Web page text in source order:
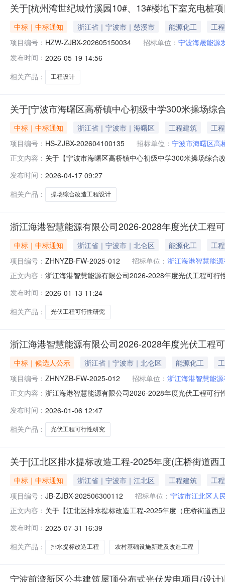
关于[杭州湾世纪城竹溪园10#、13#楼地下室充电桩
中标｜中标通知 浙江省｜宁波市｜慈溪市 能源化工
工程
项目编号： HZW-ZJBX-202605150034 招标单位： 宁波海晟能源
发布时间： 2026-05-19 14:56
相关产品：
工程设计
关于[宁波市海曙区高桥镇中心初级中学300米操场综
中标｜中标通知 浙江省｜宁波市｜海曙区 工程建筑
工程
项目编号： HS-ZJBX-202604100135 招标单位： 宁波市海曙区高
正文内容： 关于【宁波市海曙区高桥镇中心初级中学300米操场综
宁波市海曙区高桥镇中心初级中学项目总预算：140万元
中
发布时间： 2026-04-17 09:27
相关产品：
操场综合改造工程设计
浙江海港智慧能源有限公司2026-2028年度光伏工程
中标｜中标通知 浙江省｜宁波市｜北仑区 能源化工
工程
项目编号： ZHNYZB-FW-2025-012 招标单位： 浙江海港智慧能
正文内容： 浙江海港智慧能源有限公司2026-2028年度光伏工程可
ZHNYZB-FW-2025-012招标单位：浙江海港智慧能源有
（单价0.
发布时间： 2026-01-13 11:24
相关产品：
光伏工程可行性研究
浙江海港智慧能源有限公司2026-2028年度光伏工程
中标｜候选人公示 浙江省｜宁波市｜北仑区 能源化工
项目编号： ZHNYZB-FW-2025-012 招标单位： 浙江海港智慧能
正文内容： 浙江海港智慧能源有限公司2026-2028年度光伏工程可
日至2026年01月09日入围单位投标报价入围价格备注宁
发布时间： 2026-01-06 12:47
相关产品：
光伏工程可行性研究
关于[江北区排水提标改造工程-2025年度(庄桥街道
中标｜中标通知 浙江省｜宁波市｜江北区 工程建筑
工程
项目编号： JB-ZJBX-202506300112 招标单位： 宁波市江北区人
正文内容： 关于【江北区排水提标改造工程-2025年度（庄桥街道西
道办事处项目地点：庄桥街道项目总预算：1500万元采
发布时间： 2025-07-31 16:39
相关产品：
排水提标改造工程 农村基础设施新建及改造工程
宁波前湾新区公共建筑屋顶分布式光伏发电项目(设计